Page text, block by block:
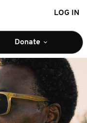
LOG IN
Donate